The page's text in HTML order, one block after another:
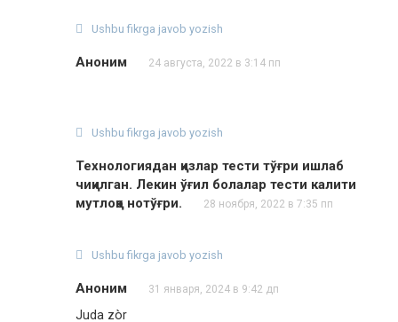
Ushbu fikrga javob yozish
Аноним 24 августа, 2022 в 3:14 пп
Ushbu fikrga javob yozish
Технологиядан қизлар тести тўғри ишлаб
чиқилган. Лекин ўғил болалар тести калити
мутлоқо нотўғри.
28 ноября, 2022 в 7:35 пп
Ushbu fikrga javob yozish
Аноним 31 января, 2024 в 9:42 дп
Juda zòr